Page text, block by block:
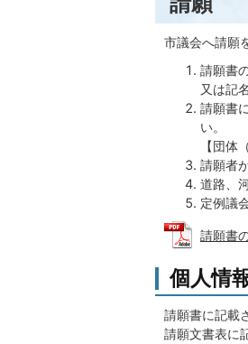
市議会へ請願
請願書
又は記
請願書
い。
【団体
請願者
道路、
定例議
請願書
個人情
請願書に記載
請願文書表に